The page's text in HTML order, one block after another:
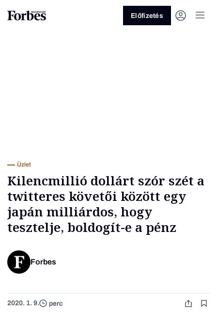
Előfizetés
Üzlet
Kilencmillió dollárt szór szét a
twitteres követői között egy
japán milliárdos, hogy
tesztelje, boldogít-e a pénz
Forbes
2020. 1. 9. perc